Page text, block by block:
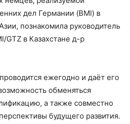
дел Германии (BMI) в
познакомила руководитель
GTZ в Казахстане д-р
ежегодно и даёт его
обменяться
а также совместно
будущего развития.